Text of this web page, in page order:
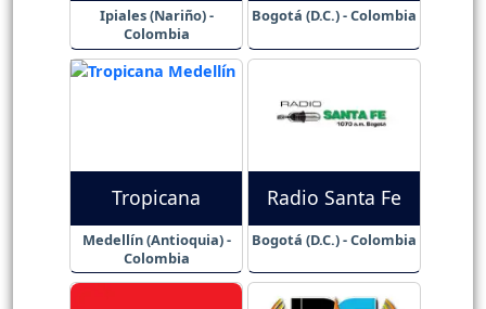
Ipiales (Nariño) -
Colombia
Bogotá (D.C.) - Colombia
Tropicana
Medellín (Antioquia) -
Colombia
Radio Santa Fe
Bogotá (D.C.) - Colombia